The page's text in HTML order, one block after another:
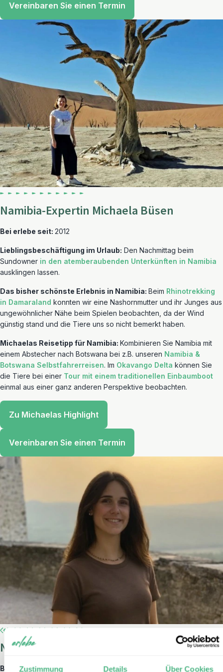
Zustimmung Details Über Cookies
Vereinbaren Sie einen Termin
Namibia-Expertin Michaela Büsen
Bei erlebe seit: 2012
Lieblingsbeschäftigung im Urlaub: Den Nachmittag beim
Sundowner in den atemberaubenden Unterkünften in Namibia
ausklingen lassen.
Das bisher schönste Erlebnis in Namibia: Beim Rhinotrekking
in Damaraland konnten wir eine Nashornmutter und ihr Junges aus
ungewöhnlicher Nähe beim Spielen beobachten, da der Wind
günstig stand und die Tiere uns so nicht bemerkt haben.
Michaelas Reisetipp für Namibia: Kombinieren Sie Namibia mit
einem Abstecher nach Botswana bei z.B. unseren Namibia &
Botswana Selbstfahrerreisen. Im Okavango Delta können Sie
die Tiere bei einer Tour mit einem traditionellen Einbaumboot
einmal aus einer ganz anderen Perspektive beobachten.
Zu Michaelas Highlight
Vereinbaren Sie einen Termin
Namibia-Expertin Hanna Wollny
Bei erlebe seit:2025